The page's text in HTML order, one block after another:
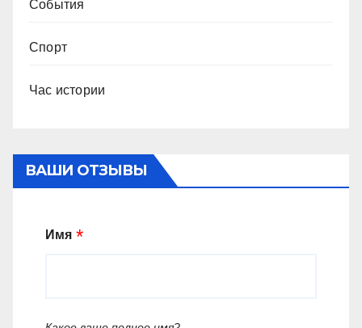
События
Спорт
Час истории
ВАШИ ОТЗЫВЫ
Имя